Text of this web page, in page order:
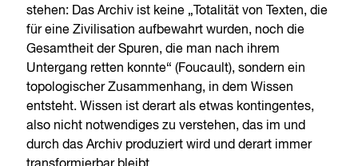
stehen: Das Archiv ist keine „Totalität von Texten, die
für eine Zivilisation aufbewahrt wurden, noch die
Gesamtheit der Spuren, die man nach ihrem
Untergang retten konnte“ (Foucault), sondern ein
topologischer Zusammenhang, in dem Wissen
entsteht. Wissen ist derart als etwas kontingentes,
also nicht notwendiges zu verstehen, das im und
durch das Archiv produziert wird und derart immer